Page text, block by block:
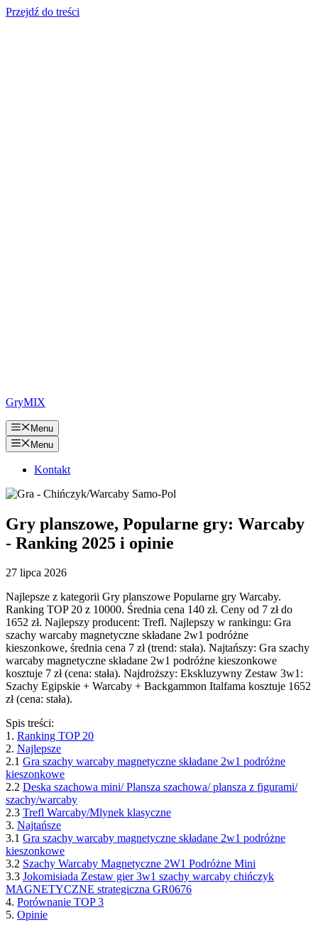
Przejdź do treści
GryMIX
Menu
Menu
Kontakt
Gry planszowe, Popularne gry: Warcaby
- Ranking 2025 i opinie
27 lipca 2026
Najlepsze z kategorii Gry planszowe Popularne gry Warcaby.
Ranking TOP 20 z 10000. Średnia cena 140 zł. Ceny od 7 zł do
1652 zł. Najlepszy producent: Trefl. Najlepszy w rankingu: Gra
szachy warcaby magnetyczne składane 2w1 podróżne
kieszonkowe, średnia cena 7 zł (trend: stała). Najtańszy: Gra szachy
warcaby magnetyczne składane 2w1 podróżne kieszonkowe
kosztuje 7 zł (cena: stała). Najdroższy: Ekskluzywny Zestaw 3w1:
Szachy Egipskie + Warcaby + Backgammon Italfama kosztuje 1652
zł (cena: stała).
Spis treści:
1. Ranking TOP 20
2. Najlepsze
2.1 Gra szachy warcaby magnetyczne składane 2w1 podróżne
kieszonkowe
2.2 Deska szachowa mini/ Plansza szachowa/ plansza z figurami/
szachy/warcaby
2.3 Trefl Warcaby/Mlynek klasyczne
3. Najtańsze
3.1 Gra szachy warcaby magnetyczne składane 2w1 podróżne
kieszonkowe
3.2 Szachy Warcaby Magnetyczne 2W1 Podróżne Mini
3.3 Jokomisiada Zestaw gier 3w1 szachy warcaby chińczyk
MAGNETYCZNE strategiczna GR0676
4. Porównanie TOP 3
5. Opinie